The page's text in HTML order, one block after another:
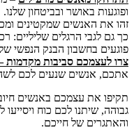
ופוגעות באושר ובביטחון שלנו.
זהו את האנשים שמקטינים
כך גם לגבי הרגלים שליליים:
פוגעים בחשבון הבנק הנפשי
צרו לעצמכם סביבות מקדמות
אתכם, אנשים שנעים לכם
תקיפו את עצמכם באנשים
גבוהה, שיתנו לכם כוח
והאתגרים של חייכם.